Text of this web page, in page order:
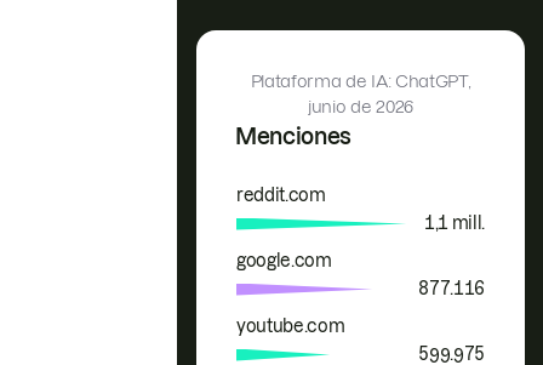
Menciones
Plataforma de IA: ChatGPT,
junio de 2026
Marca Menciones
reddit.com
1,1 mill.
google.com
877.116
youtube.com
599.975